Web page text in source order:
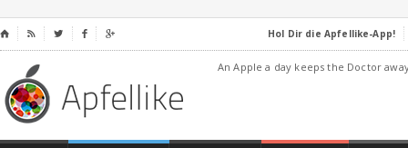
⌂     Hol Dir die Apfellike-App!
An Apple a day keeps the Doctor